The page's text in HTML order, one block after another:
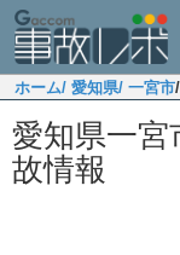
ホーム/ 愛知県/ 一宮市
愛知県一宮
故情報